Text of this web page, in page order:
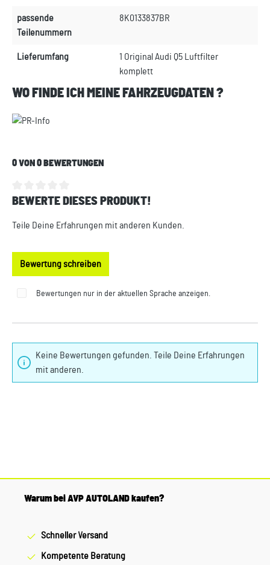
passende
Teilenummern
8K0133837BR
Lieferumfang
1 Original Audi Q5 Luftfilter
komplett
WO FINDE ICH MEINE FAHRZEUGDATEN ?
0 VON 0 BEWERTUNGEN
Durchschnittliche Bewertung von 0 von 5 Sternen
BEWERTE DIESES PRODUKT!
Teile Deine Erfahrungen mit anderen Kunden.
Bewertung schreiben
Bewertungen nur in der aktuellen Sprache anzeigen.
Keine Bewertungen gefunden. Teile Deine Erfahrungen
mit anderen.
Warum bei AVP AUTOLAND kaufen?
Schneller Versand
Kompetente Beratung